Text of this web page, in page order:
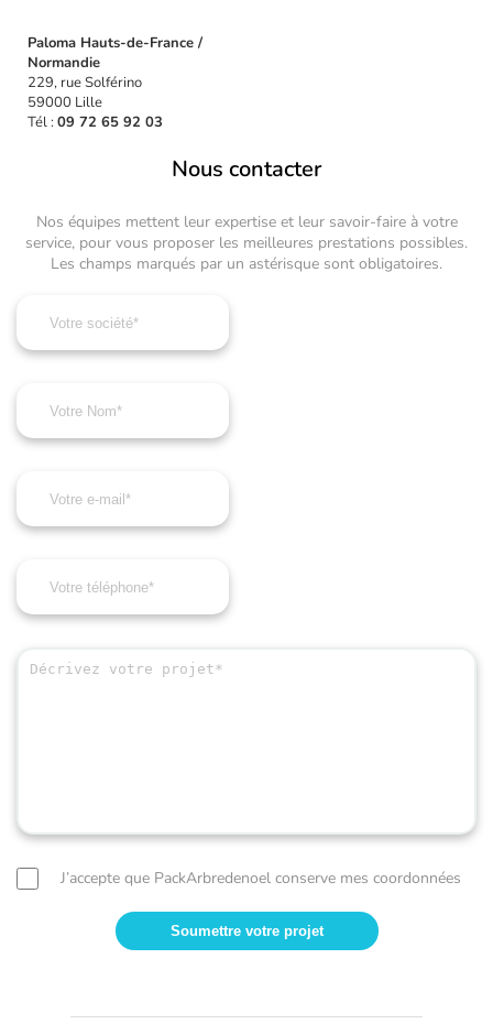
Paloma Hauts-de-France /
Normandie
229, rue Solférino
59000 Lille
Tél : 09 72 65 92 03
Nous contacter
Nos équipes mettent leur expertise et leur savoir-faire à votre
service, pour vous proposer les meilleures prestations possibles.
Les champs marqués par un astérisque sont obligatoires.
J’accepte que PackArbredenoel conserve mes coordonnées